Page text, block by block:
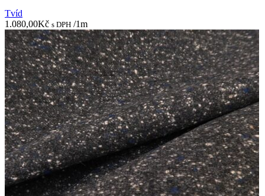
Tvíd
1.080,00Kč s DPH /1m